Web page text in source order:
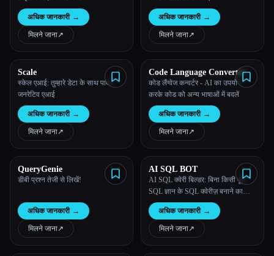
सभी श्रेणियाँ
Esc
अधिक जानकारी →
मिलने जाना↗︎
अधिक जानकारी →
मिलने जाना↗︎
Scale
स्केल एआई: तुम्हारे डेटा के साथ पावर
जनरेटिव एआई
अधिक जानकारी →
मिलने जाना↗︎
Code Language Converter
कोड लैंग्वेज कन्वर्टर - AI का उपयोग
करके कोड को अन्य भाषाओं में बदलें
अधिक जानकारी →
मिलने जाना↗︎
QueryGenie
डीबी प्रश्न तेजी से लिखें!
अधिक जानकारी →
मिलने जाना↗︎
AI SQL BOT
AI SQL क्वेरी बिल्डर: बिना किसी पूर्व
SQL ज्ञान के SQL क्वेरीज़ बनाने का
सबसे आसान तरीका - AI का इस्तेमाल
करने वाला SQL क्वेरी बिल्डर
अधिक जानकारी →
मिलने जाना↗︎